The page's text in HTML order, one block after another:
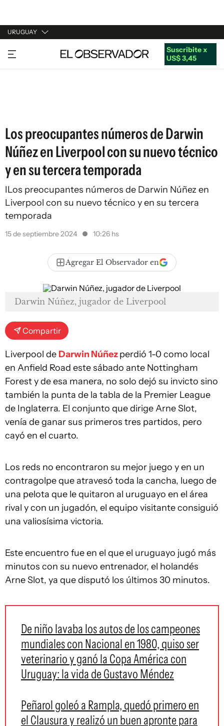
URUGUAY
URUGUAY
ARGENTINA
Suscribite x
US$ 3,45
Los preocupantes números de Darwin
Núñez en Liverpool con su nuevo técnico
y en su tercera temporada
ILos preocupantes números de Darwin Núñez en
Liverpool con su nuevo técnico y en su tercera
temporada
15 de septiembre 2024 10:26 hs
Agregar El Observador en
Darwin Núñez, jugador de Liverpool
Compartir
Liverpool de Darwin Núñezperdió 1-0 como local
en Anfield Road este sábado ante Nottingham
Forest y de esa manera, no solo dejó su invicto sino
también la punta de la tabla de la Premier League
de Inglaterra. El conjunto que dirige Arne Slot,
venía de ganar sus primeros tres partidos, pero
cayó en el cuarto.
Los reds no encontraron su mejor juego y en un
contragolpe que atravesó toda la cancha, luego de
una pelota que le quitaron al uruguayo en el área
rival y con un jugadón, el equipo visitante consiguió
una valiosísima victoria.
Este encuentro fue en el que el uruguayo jugó más
minutos con su nuevo entrenador, el holandés
Arne Slot, ya que disputó los últimos 30 minutos.
De niño lavaba los autos de los campeones
mundiales con Nacional en 1980, quiso ser
veterinario y ganó la Copa América con
Uruguay: la vida de Gustavo Méndez
Peñarol goleó a Rampla, quedó primero en
el Clausura y realizó un buen apronte para